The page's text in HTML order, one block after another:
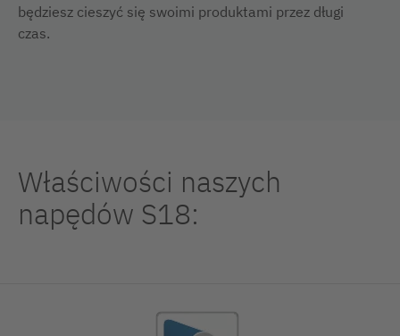
będziesz cieszyć się swoimi produktami przez długi
czas.
Właściwości naszych
napędów S18: